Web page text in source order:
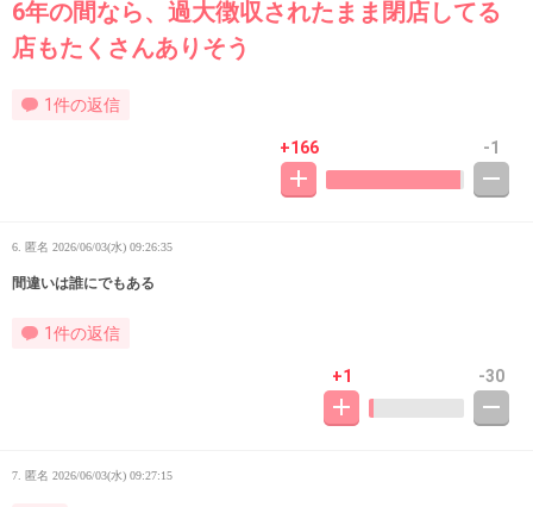
6年の間なら、過大徴収されたまま閉店してる
店もたくさんありそう
1件の返信
+166 -1
6. 匿名 2026/06/03(水) 09:26:35
間違いは誰にでもある
1件の返信
+1 -30
7. 匿名 2026/06/03(水) 09:27:15